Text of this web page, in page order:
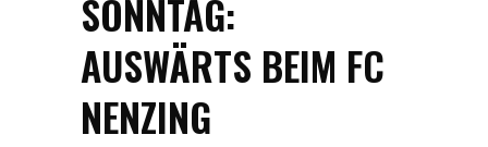
SONNTAG:
AUSWÄRTS BEIM FC
NENZING